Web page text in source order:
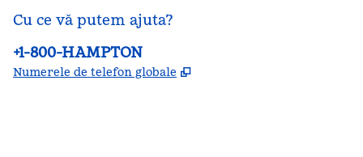
Cu ce vă putem ajuta?
Telefon:
+1-800-HAMPTON
Numerele de telefon globale ,